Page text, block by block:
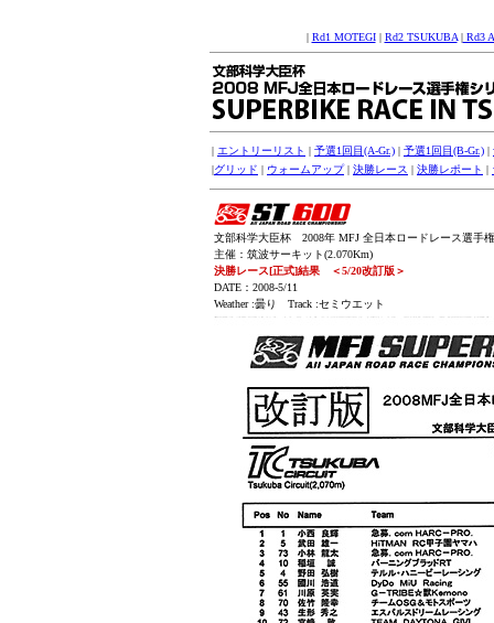
| Rd1 MOTEGI| Rd2 TSUKUBA|Rd3
| エントリーリスト | 予選1回目(A-Gr.) | 予選1回目(B-Gr.) |
|グリッド | ウォームアップ| 決勝レース | 決勝レポート |
文部科学大臣杯 2008年 MFJ 全日本ロードレース選手
主催：筑波サーキット(2.070Km)
決勝レース[正式]結果 ＜5/20改訂版＞
DATE：2008-5/11
Weather :曇り Track :セミウエット